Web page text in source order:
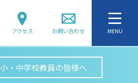
MENU
お問い合わせ
アクセス
小・中学校教員の皆様へ